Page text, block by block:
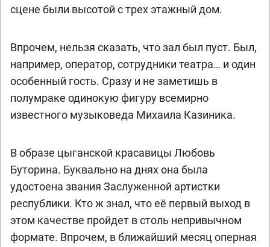
сцене были высотой с трех этажный дом.
Впрочем, нельзя сказать, что зал был пуст. Был,
например, оператор, сотрудники театра… и один
особенный гость. Сразу и не заметишь в
полумраке одинокую фигуру всемирно
известного музыковеда Михаила Казиника.
В образе цыганской красавицы Любовь
Буторина. Буквально на днях она была
удостоена звания Заслуженной артистки
республики. Кто ж знал, что её первый выход в
этом качестве пройдет в столь непривычном
формате. Впрочем, в ближайший месяц оперная